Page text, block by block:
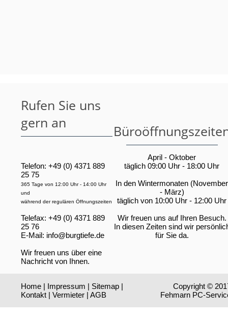
Rufen Sie uns
gern an
Telefon: +49 (0) 4371 889
25 75
365 Tage von 12:00 Uhr - 14:00 Uhr
und
während der regulären Öffnungszeiten
Telefax: +49 (0) 4371 889
25 76
E-Mail: info@burgtiefe.de
Wir freuen uns über eine
Nachricht von Ihnen.
April - Oktober
täglich 09:00 Uhr - 18:00 Uhr
In den Wintermonaten (November
- März)
täglich von 10:00 Uhr - 12:00 Uhr
Wir freuen uns auf Ihren Besuch.
In diesen Zeiten sind wir
für Sie da.
Home | Impressum | Sitemap |
Kontakt | Vermieter | AGB
Copyright ©
Fehmarn PC-